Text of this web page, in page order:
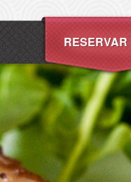
RESERVAR